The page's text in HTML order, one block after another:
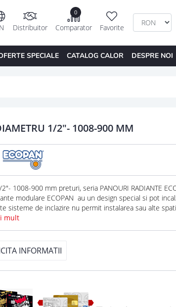
Favorite
0
Comparator
Distribuitor
SPECIALE CATALOG CALOR DESPRE NOI
1/2"- 1008-900 MM
2"- 1008-900 mm preturi, seria PANOURI RADIANTE
modulare ECOPAN au un design special si pot
sisteme de inclazire nu permit instalarea sau alte
mult
INFORMATII